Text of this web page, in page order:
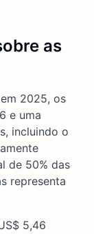
as
2025, os
e uma
incluindo o
de 50% das
representa
5,46